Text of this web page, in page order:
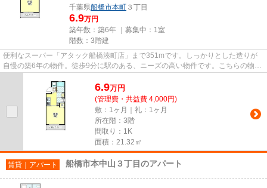
千葉県船橋市本町 ３丁目
6.9万円
築年数：築6年 ｜募集中： 1室
階数：3階建
便利なスーパー「アタック船橋湊町店」まで351mです。しっかりとした造りが
自慢の築6年の物件。徒歩9分に駅のある、ニーズの高い物件です。こちらの物件
6.9万円
(管理費・共益費 4,000円)
敷：1ヶ月｜礼：1ヶ月
所在階：3階
間取り：1K
面積：21.32㎡
賃貸｜アパート 船橋市本中山３丁目のアパート